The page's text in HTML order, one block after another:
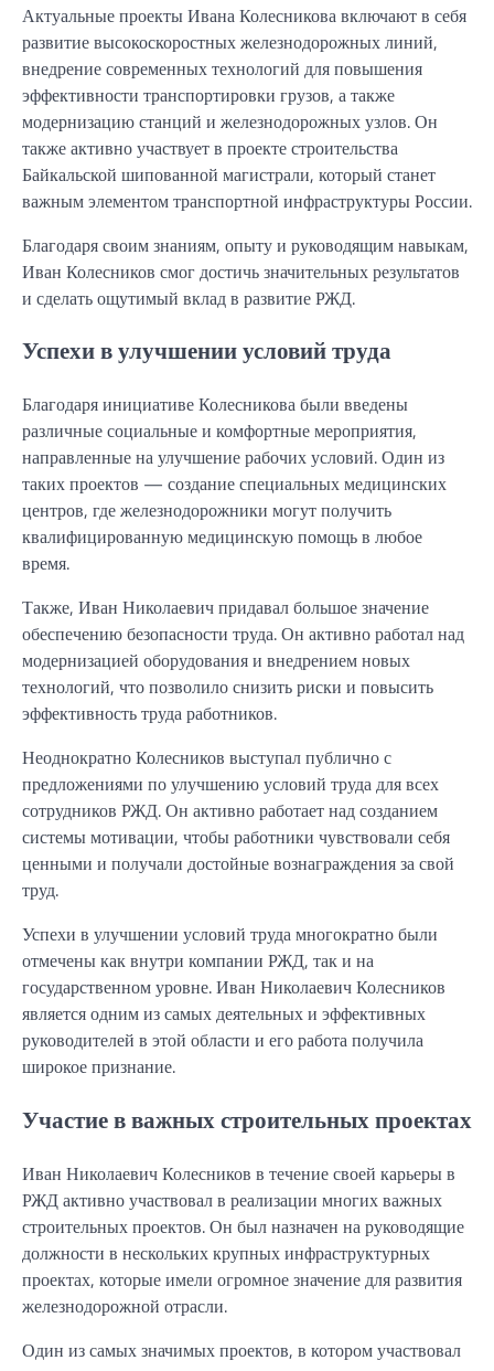
Актуальные проекты Ивана Колесникова включают в себя
развитие высокоскоростных железнодорожных линий,
внедрение современных технологий для повышения
эффективности транспортировки грузов, а также
модернизацию станций и железнодорожных узлов. Он
также активно участвует в проекте строительства
Байкальской шипованной магистрали, который станет
важным элементом транспортной инфраструктуры России.
Благодаря своим знаниям, опыту и руководящим навыкам,
Иван Колесников смог достичь значительных результатов
и сделать ощутимый вклад в развитие РЖД.
Успехи в улучшении условий труда
Благодаря инициативе Колесникова были введены
различные социальные и комфортные мероприятия,
направленные на улучшение рабочих условий. Один из
таких проектов — создание специальных медицинских
центров, где железнодорожники могут получить
квалифицированную медицинскую помощь в любое
время.
Также, Иван Николаевич придавал большое значение
обеспечению безопасности труда. Он активно работал над
модернизацией оборудования и внедрением новых
технологий, что позволило снизить риски и повысить
эффективность труда работников.
Неоднократно Колесников выступал публично с
предложениями по улучшению условий труда для всех
сотрудников РЖД. Он активно работает над созданием
системы мотивации, чтобы работники чувствовали себя
ценными и получали достойные вознаграждения за свой
труд.
Успехи в улучшении условий труда многократно были
отмечены как внутри компании РЖД, так и на
государственном уровне. Иван Николаевич Колесников
является одним из самых деятельных и эффективных
руководителей в этой области и его работа получила
широкое признание.
Участие в важных строительных проектах
Иван Николаевич Колесников в течение своей карьеры в
РЖД активно участвовал в реализации многих важных
строительных проектов. Он был назначен на руководящие
должности в нескольких крупных инфраструктурных
проектах, которые имели огромное значение для развития
железнодорожной отрасли.
Один из самых значимых проектов, в котором участвовал